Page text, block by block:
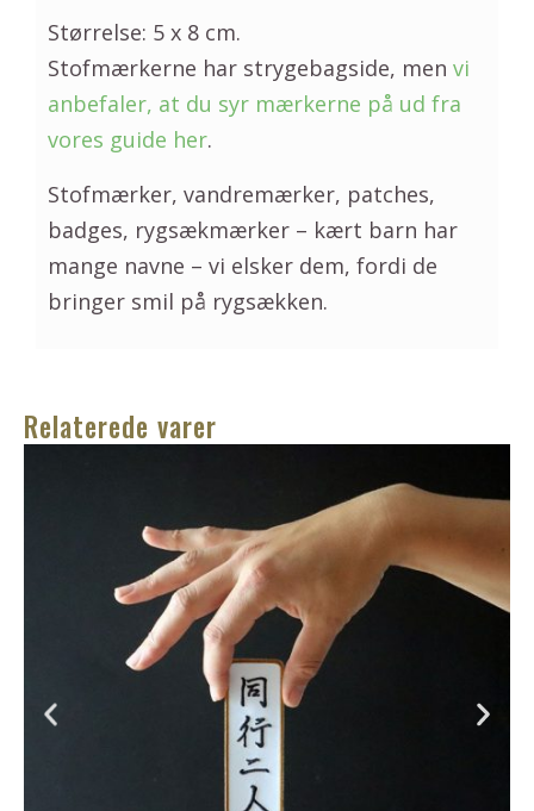
Størrelse: 5 x 8 cm.
Stofmærkerne har strygebagside, men vi
anbefaler, at du syr mærkerne på ud fra
vores guide her.
Stofmærker, vandremærker, patches,
badges, rygsækmærker – kært barn har
mange navne – vi elsker dem, fordi de
bringer smil på rygsækken.
Relaterede varer